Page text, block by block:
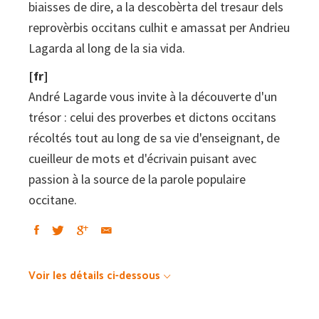
Trésor
des
proverbes
et
dictons
occitans
biaisses de dire, a la descobèrta del tresaur dels
reprovèrbis occitans culhit e amassat per Andrieu
Lagarda al long de la sia vida.
[fr]
André Lagarde vous invite à la découverte d'un
trésor : celui des proverbes et dictons occitans
récoltés tout au long de sa vie d'enseignant, de
cueilleur de mots et d'écrivain puisant avec
passion à la source de la parole populaire
occitane.
Voir les détails ci-dessous